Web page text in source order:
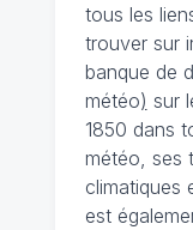
tous les
trouver sur
banque de
météo) sur
1850 dans
météo, ses
climatiques
est